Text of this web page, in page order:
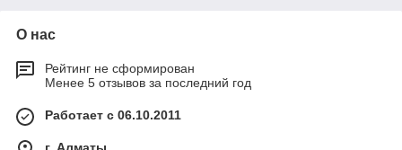
О нас
Рейтинг не сформирован
Менее 5 отзывов за последний год
Работает с 06.10.2011